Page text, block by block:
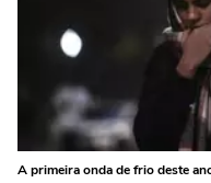
A primeira onda de frio deste